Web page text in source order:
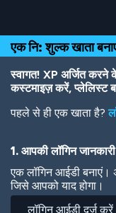
Top
of
Page
Navigation
Main
Content
Footer
main
content
एक नि: शुल्क खाता
स्वागत! XP अर्जित
कस्टमाइज़ करें, प्लेलिस्ट
पहले से ही एक खाता है?
1. आपकी लॉगिन जानकारी
एक लॉगिन आईडी बनाएं।
जिसे आपको याद होगा।